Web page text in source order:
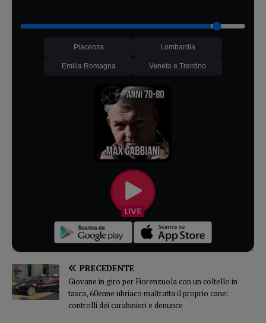
Piacenza Lombardia
Emilia Romagna Veneto e Trentino
PRECEDENTE
Giovane in giro per Fiorenzuola con un coltello in
tasca, 60enne ubriaco maltratta il proprio cane:
controlli dei carabinieri e denunce